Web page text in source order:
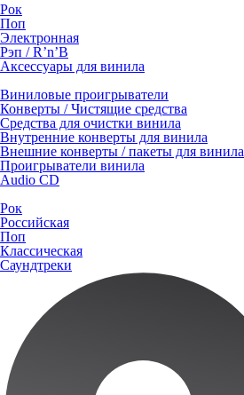
Рок
Поп
Электронная
Рэп / R’n’B
Аксессуары для винила
Виниловые проигрыватели
Конверты / Чистящие средства
Средства для очистки винила
Внутренние конверты для винила
Внешние конверты / пакеты для винила
Проигрыватели винила
Audio CD
Рок
Российская
Поп
Классическая
Саундтреки